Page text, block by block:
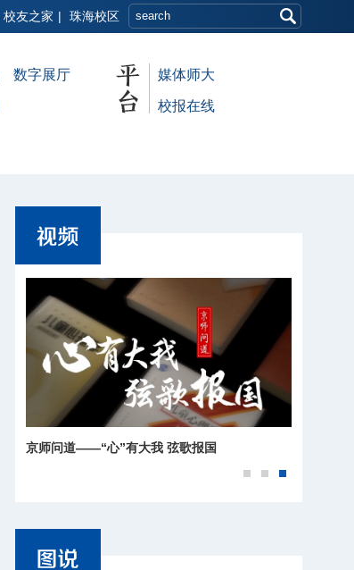
校友之家 | 珠海校区
数字展厅 媒体师大
校报在线
京师问道——“心”有大我 弦歌报国